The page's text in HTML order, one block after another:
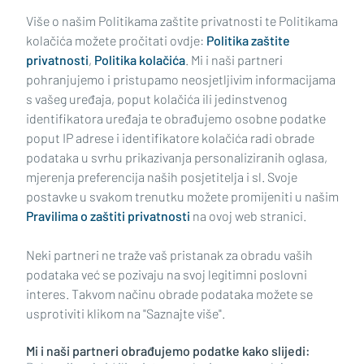
potrage
Impressum Uvjeti korištenja Politika privatnosti
Politika kolačića Kontakt Pritužbe Suradnici
Oglašavanje
RUBRIKE
BRODSKO-POSAVSKA ŽUPANIJA
Više o našim Politikama zaštite privatnosti te Politikama
kolačića možete pročitati ovdje: Politika zaštite
privatnosti, Politika kolačića. Mi i naši partneri
pohranjujemo i pristupamo neosjetljivim informacijama
s vašeg uređaja, poput kolačića ili jedinstvenog
identifikatora uređaja te obrađujemo osobne podatke
poput IP adrese i identifikatore kolačića radi obrade
podataka u svrhu prikazivanja personaliziranih oglasa,
mjerenja preferencija naših posjetitelja i sl. Svoje
postavke u svakom trenutku možete promijeniti u našim
Pravilima o zaštiti privatnosti na ovoj web stranici.
Neki partneri ne traže vaš pristanak za obradu vaših
podataka već se pozivaju na svoj legitimni poslovni
interes. Takvom načinu obrade podataka možete se
usprotiviti klikom na "Saznajte više".
Mi i naši partneri obrađujemo podatke kako slijedi: